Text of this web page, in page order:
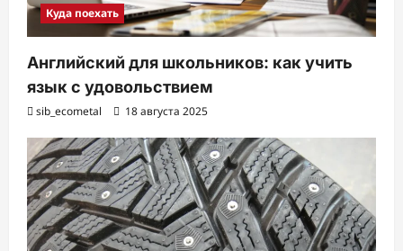
Куда поехать
Английский для школьников: как учить
язык с удовольствием
sib_ecometal 18 августа 2025